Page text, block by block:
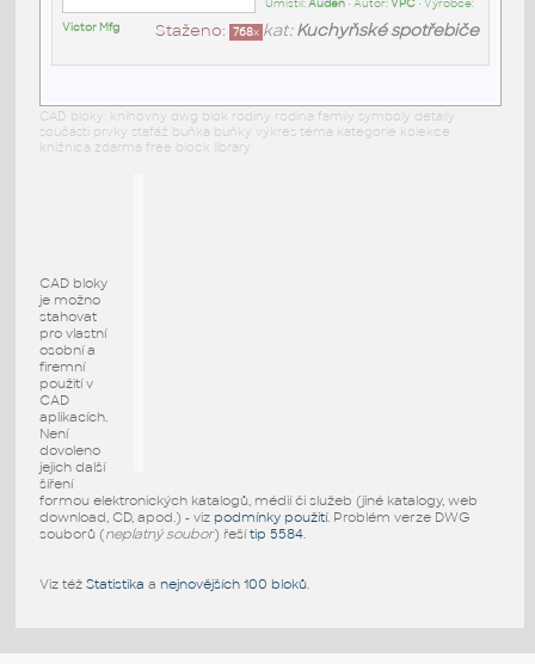
kat:Kuchyňské spotřebiče
Staženo: 768x
Umístil:Auden• Autor:VPC• Výrobce:
Victor Mfg
CAD bloky: knihovny dwg blok rodiny rodina family symboly detaily
součásti prvky stafáž buňka buňky výkres téma kategorie kolekce
knižnica zdarma free block library
CAD bloky
je možno
stahovat
pro vlastní
osobní a
firemní
použití v
CAD
aplikacích.
Není
dovoleno
jejich další
šíření
formou elektronických katalogů, médií či služeb (jiné katalogy, web
download, CD, apod.) - viz podmínky použití. Problém verze DWG
souborů (neplatný soubor) řešítip 5584.
Viz též Statistika a nejnovějších 100 bloků.